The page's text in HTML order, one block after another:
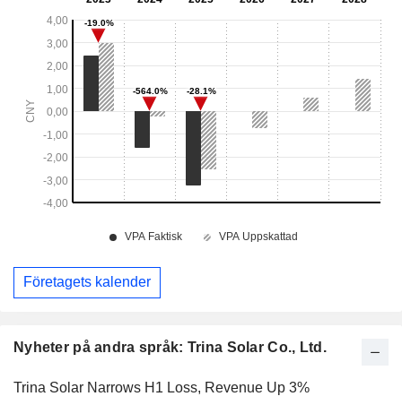
Nyheter på andra språk: Trina Solar Co., Ltd.
Trina Solar Narrows H1 Loss, Revenue Up 3%
Företagets kalender